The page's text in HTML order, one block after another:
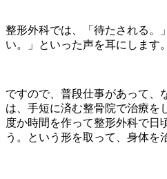
整形外科では、「待たされる。
い。」といった声を耳にします。
ですので、普段仕事があって、
は、手短に済む整骨院で治療を
度か時間を作って整形外科で日
う。という形を取って、身体を